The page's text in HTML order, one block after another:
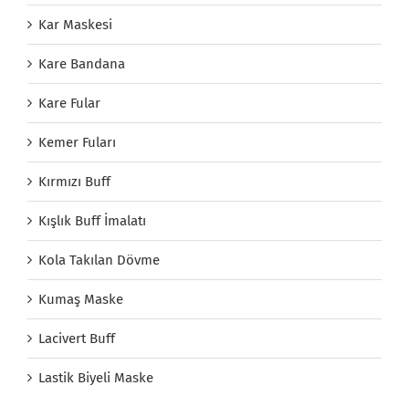
Kar Maskesi
Kare Bandana
Kare Fular
Kemer Fuları
Kırmızı Buff
Kışlık Buff İmalatı
Kola Takılan Dövme
Kumaş Maske
Lacivert Buff
Lastik Biyeli Maske